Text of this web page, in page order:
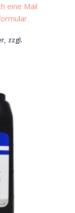
eine Mail
zzgl.